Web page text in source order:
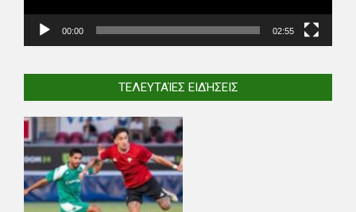
00:00 02:55
ΤΕΛΕΥΤΑΊΕΣ ΕΙΔΉΣΕΙΣ